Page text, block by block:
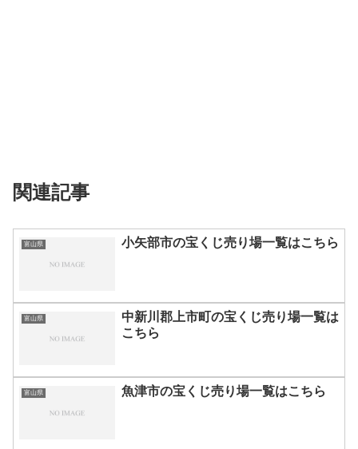
関連記事
富山県 小矢部市の宝くじ売り場一覧はこちら
富山県
中新川郡上市町の宝くじ売り場一覧は
こちら
富山県 魚津市の宝くじ売り場一覧はこちら